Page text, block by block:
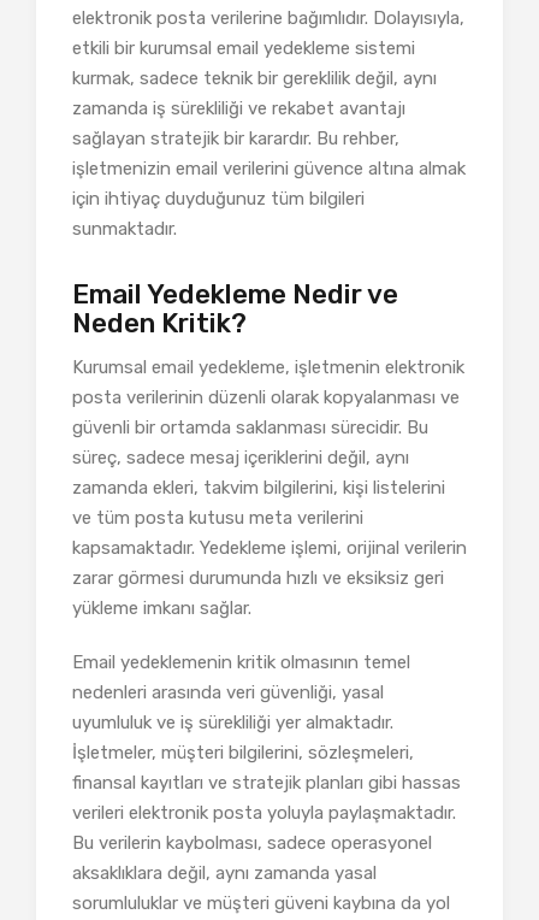
elektronik posta verilerine bağımlıdır. Dolayısıyla,
etkili bir kurumsal email yedekleme sistemi
kurmak, sadece teknik bir gereklilik değil, aynı
zamanda iş sürekliliği ve rekabet avantajı
sağlayan stratejik bir karardır. Bu rehber,
işletmenizin email verilerini güvence altına almak
için ihtiyaç duyduğunuz tüm bilgileri
sunmaktadır.
Email Yedekleme Nedir ve
Neden Kritik?
Kurumsal email yedekleme, işletmenin elektronik
posta verilerinin düzenli olarak kopyalanması ve
güvenli bir ortamda saklanması sürecidir. Bu
süreç, sadece mesaj içeriklerini değil, aynı
zamanda ekleri, takvim bilgilerini, kişi listelerini
ve tüm posta kutusu meta verilerini
kapsamaktadır. Yedekleme işlemi, orijinal verilerin
zarar görmesi durumunda hızlı ve eksiksiz geri
yükleme imkanı sağlar.
Email yedeklemenin kritik olmasının temel
nedenleri arasında veri güvenliği, yasal
uyumluluk ve iş sürekliliği yer almaktadır.
İşletmeler, müşteri bilgilerini, sözleşmeleri,
finansal kayıtları ve stratejik planları gibi hassas
verileri elektronik posta yoluyla paylaşmaktadır.
Bu verilerin kaybolması, sadece operasyonel
aksaklıklara değil, aynı zamanda yasal
sorumluluklar ve müşteri güveni kaybına da yol